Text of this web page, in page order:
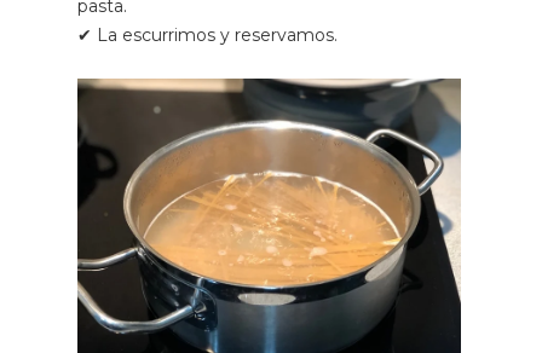
pasta.
✔ La escurrimos y reservamos.